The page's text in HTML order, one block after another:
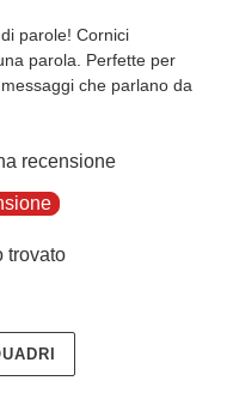
parole! Cornici
parola. Perfette per
che parlano da
recensione
trovato